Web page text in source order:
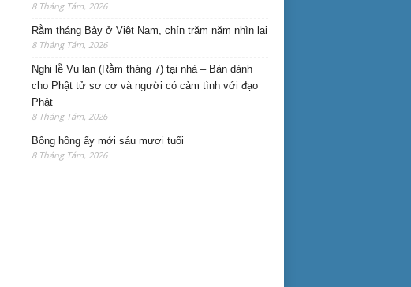
8 Tháng Tám, 2026
Rằm tháng Bảy ở Việt Nam, chín trăm năm nhìn lại
8 Tháng Tám, 2026
Nghi lễ Vu lan (Rằm tháng 7) tại nhà – Bản dành
cho Phật tử sơ cơ và người có cảm tình với đạo
Phật
8 Tháng Tám, 2026
Bông hồng ấy mới sáu mươi tuổi
8 Tháng Tám, 2026